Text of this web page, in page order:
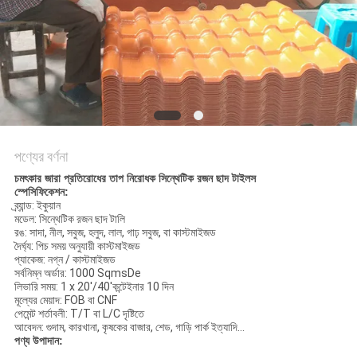
সাইট
ম্যাপ
গোপনীয়তা
পণ্যের বর্ণনা
চমৎকার জারা প্রতিরোধের তাপ নিরোধক সিন্থেটিক রজন ছাদ টাইলস
স্পেসিফিকেশন:
ব্র্যান্ড: ইকুয়ান
মডেল: সিন্থেটিক রজন ছাদ টালি
রঙ: সাদা, নীল, সবুজ, হলুদ, লাল, গাঢ় সবুজ, বা কাস্টমাইজড
দৈর্ঘ্য: পিচ সময় অনুযায়ী কাস্টমাইজড
প্যাকেজ: নগ্ন / কাস্টমাইজড
সর্বনিম্ন অর্ডার: 1000 SqmsDe
লিভারি সময়: 1 x 20'/40'কন্টেইনার 10 দিন
মূল্যের মেয়াদ: FOB বা CNF
পেমেন্ট শর্তাবলী: T/T বা L/C দৃষ্টিতে
আবেদন: গুদাম, কারখানা, কৃষকের বাজার, শেড, গাড়ি পার্ক ইত্যাদি...
পণ্য উপাদান: